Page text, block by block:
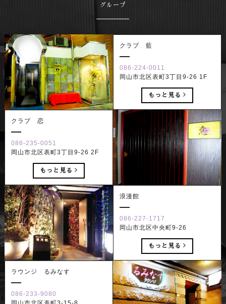
グループ
クラブ 藍
086-224-0011
岡山市北区表町3丁目9-26 1F
もっと見る
クラブ 恋
086-235-0051
岡山市北区表町3丁目9-26 2F
もっと見る
浪漫館
086-227-1717
岡山市北区中央町9-26
もっと見る
ラウンジ るみなす
086-233-9080